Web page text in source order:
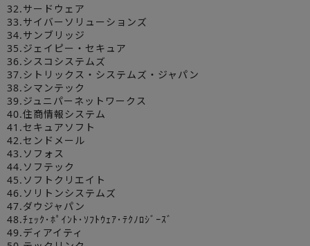
32.サードウェア
33.サイバーソリューションズ
34.サンブリッジ
35.ジェイピー・セキュア
36.シスコシステムズ
37.シトリックス・システムズ・ジャパン
38.シマンテック
39.ジュニパーネットワークス
40.住商情報システム
41.セキュアソフト
42.センドメール
43.ソフォス
44.ソフテック
45.ソフトクリエイト
46.ソリトンシステムズ
47.ダウジャパン
48.ﾁｪｯｸ･ﾎﾟｲﾝﾄ･ｿﾌﾄｳｪｱ･ﾃｸﾉﾛｼﾞｰｽﾞ
49.ディアイティ